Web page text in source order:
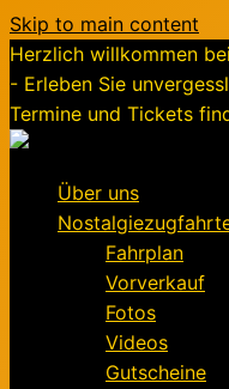
Skip to main content
Herzlich willkommen
- Erleben Sie
Termine und Tickets
Über uns
Fahrplan
Vorverkauf
Fotos
Videos
Gutscheine